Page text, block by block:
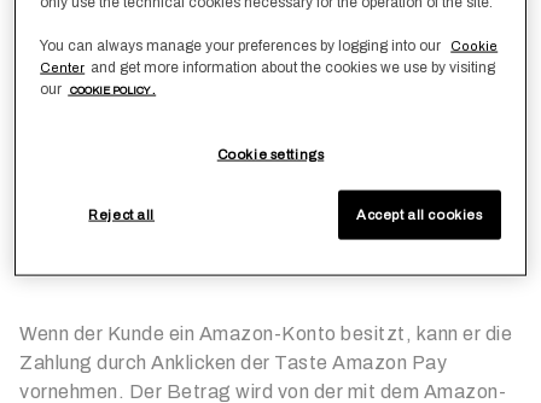
Durch Wahl der PayPal Zahlung kann der Kunde direkt
der dazugehörigen Karte oder direkt vom Konto
AMAZON PAY
Wenn der Kunde ein Amazon-Konto besitzt, kann er die
Zahlung durch Anklicken der Taste Amazon Pay
vornehmen. Der Betrag wird von der mit dem Amazon-
You can always manage your preferences by logging into our
Cookie
Center and get more information about the cookies we use by visiting
our
COOKIE POLICY .
Cookie settings
Reject all Accept all cookies